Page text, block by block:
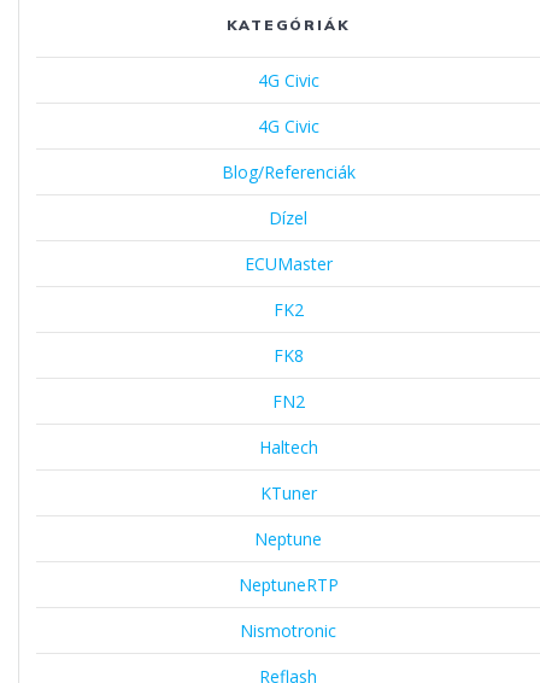
KATEGÓRIÁK
4G Civic
4G Civic
Blog/Referenciák
Dízel
ECUMaster
FK2
FK8
FN2
Haltech
KTuner
Neptune
NeptuneRTP
Nismotronic
Reflash